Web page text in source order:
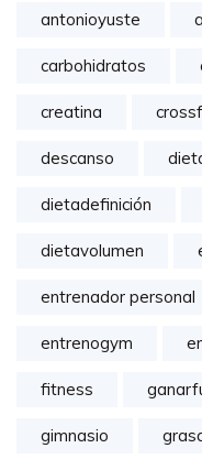
antonioyuste
carbohidratos
creatina
descanso
dietadefinición
dietavolumen
entrenador personal
entrenogym
fitness
gimnasio